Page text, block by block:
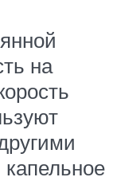
на